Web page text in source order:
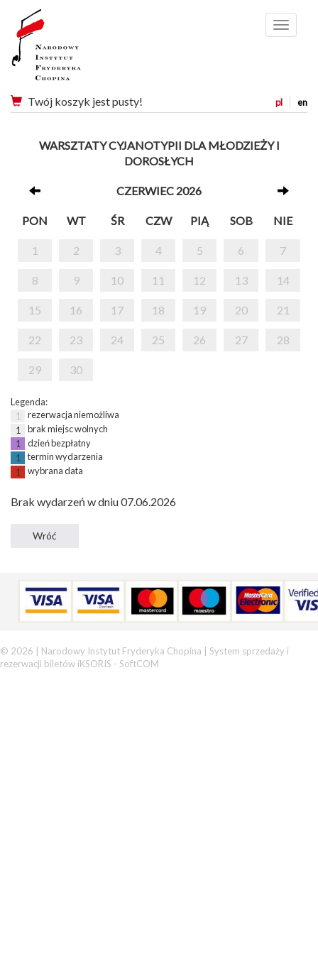
Menu
pl en
Twój koszyk jest pusty!
WARSZTATY CYJANOTYPII DLA MŁODZIEŻY I
DOROSŁYCH
CZERWIEC 2026
PON WT ŚR CZW PIĄ SOB NIE
1 2 3 4 5 6 7
8 9 10 11 12 13 14
15 16 17 18 19 20 21
22 23 24 25 26 27 28
29 30
Legenda:
1
rezerwacja niemożliwa
1
brak miejsc wolnych
1
dzień bezpłatny
1
termin wydarzenia
1
wybrana data
Brak wydarzeń w dniu 07.06.2026
© 2026 | Narodowy Instytut Fryderyka Chopina | System sprzedaży i
rezerwacji biletów iKSORIS - SoftCOM